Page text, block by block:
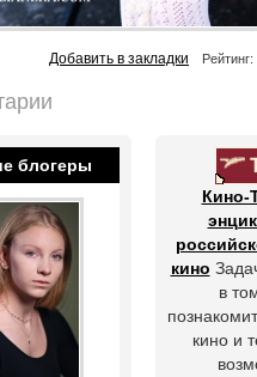
Рейтинг:
Добавить в закладки
блогеры
Кино-
кино
в
кино и